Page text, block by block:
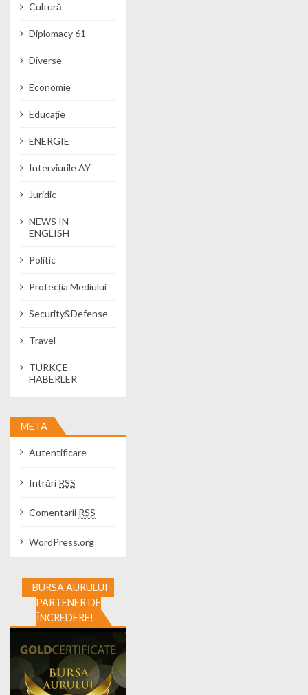
Cultură
Diplomacy 61
Diverse
Economie
Educație
ENERGIE
Interviurile AY
Juridic
NEWS IN
ENGLISH
Politic
Protecția Mediului
Security&Defense
Travel
TÜRKÇE
HABERLER
META
Autentificare
Intrări RSS
Comentarii RSS
WordPress.org
BURSA AURULUI -
PARTENER DE
ÎNCREDERE!